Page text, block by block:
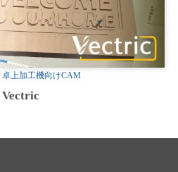
卓上加工機向けCAM
Vectric